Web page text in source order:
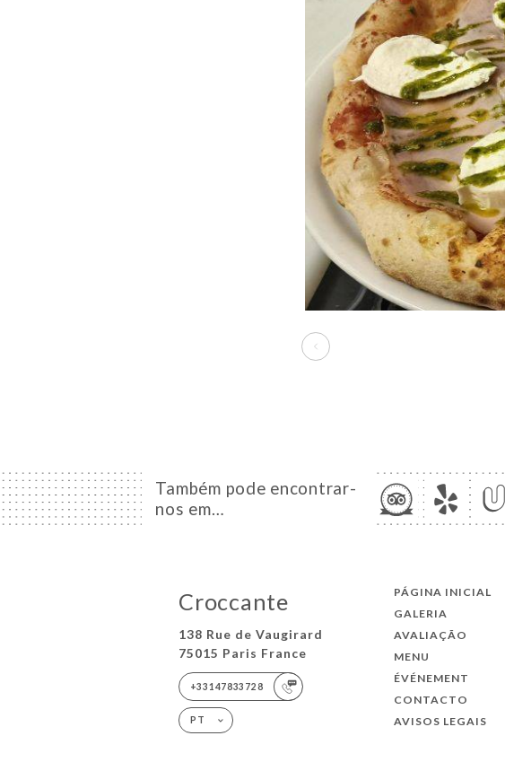
Também pode encontrar-
nos em…
Croccante
138 Rue de Vaugirard
75015 Paris France
+33147833728
PT
PÁGINA INICIAL
GALERIA
AVALIAÇÃO
MENU
ÉVÉNEMENT
CONTACTO
AVISOS LEGAIS